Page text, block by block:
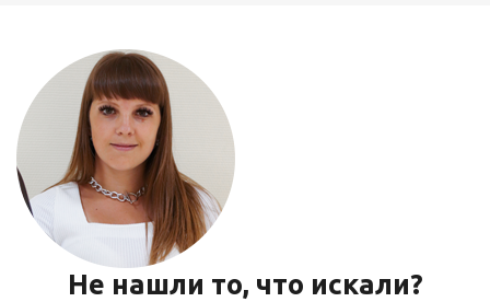
Не нашли то, что искали?